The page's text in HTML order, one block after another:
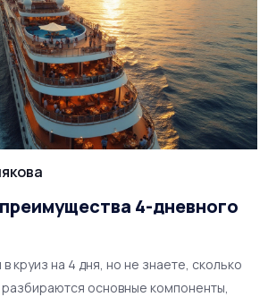
4-дневного
круиз на 4 дня, но не знаете, сколько
разбираются основные компоненты,